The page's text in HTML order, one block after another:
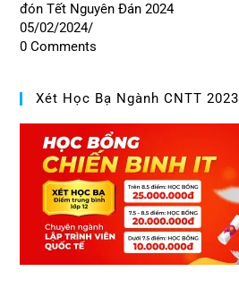
đón Tết Nguyên Đán 2024
05/02/2024/
0 Comments
Xét Học Bạ Ngành CNTT 2023